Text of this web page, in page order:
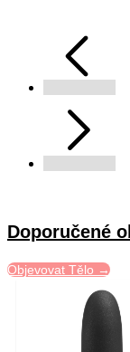
Doporučené
Objevovat Tělo →